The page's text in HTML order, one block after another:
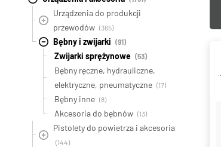
Urządzenia do produkcji
przewodów (365)
Bębny i zwijarki (91)
Zwijarki sprężynowe (53)
Bębny ręczne, hydrauliczne,
elektryczne, pneumatyczne (17)
Bębny inne (8)
Akcesoria do bębnów (13)
Pistolety do powietrza i akcesoria
(144)